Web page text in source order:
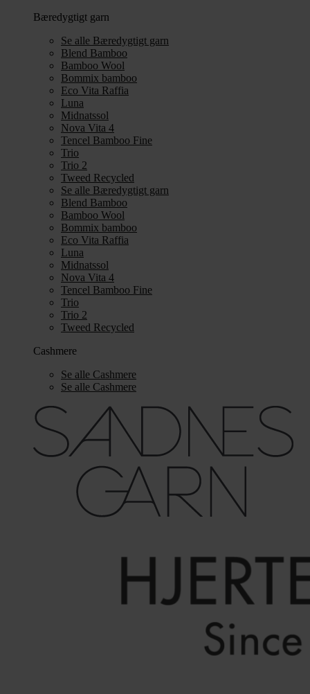
Bæredygtigt garn
Se alle Bæredygtigt garn
Blend Bamboo
Bamboo Wool
Bommix bamboo
Eco Vita Raffia
Luna
Midnatssol
Nova Vita 4
Tencel Bamboo Fine
Trio
Trio 2
Tweed Recycled
Se alle Bæredygtigt garn
Blend Bamboo
Bamboo Wool
Bommix bamboo
Eco Vita Raffia
Luna
Midnatssol
Nova Vita 4
Tencel Bamboo Fine
Trio
Trio 2
Tweed Recycled
Cashmere
Se alle Cashmere
Se alle Cashmere